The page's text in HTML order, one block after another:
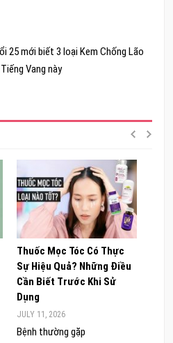
25 mới biết 3 loại Kem Chống Lão
Vang này
Thuốc Mọc Tóc Có Thực
Sự Hiệu Quả? Những Điều
Cần Biết Trước Khi Sử
Dụng
JULY 11, 2026
Bệnh thường gặp